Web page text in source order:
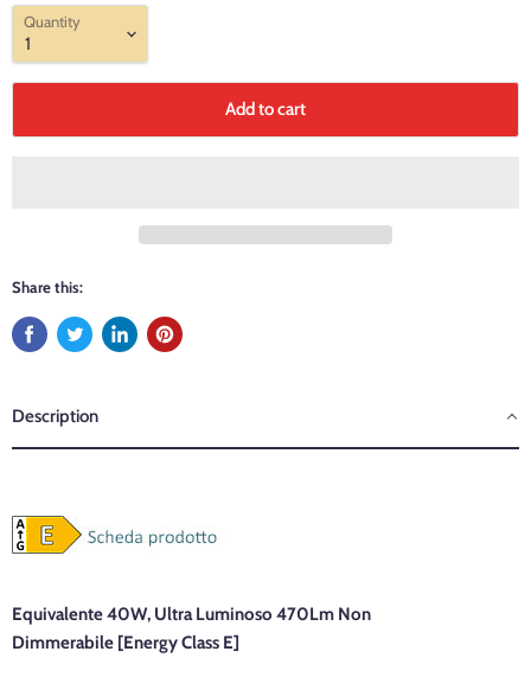
Quantity
Add to cart
Share this:
Description
Equivalente 40W, Ultra Luminoso 470Lm Non
Dimmerabile [Energy Class E]